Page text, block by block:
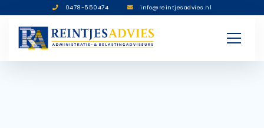
0478-550474 info@reintjesadvies.nl